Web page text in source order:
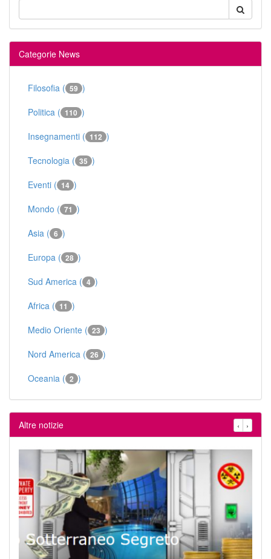
Categorie News
Filosofia ( 59 )
Politica ( 110 )
Insegnamenti ( 112 )
Tecnologia ( 35 )
Eventi ( 14 )
Mondo ( 71 )
Asia ( 6 )
Europa ( 28 )
Sud America ( 4 )
Africa ( 11 )
Medio Oriente ( 23 )
Nord America ( 26 )
Oceania ( 2 )
Altre notizie ‹ ›